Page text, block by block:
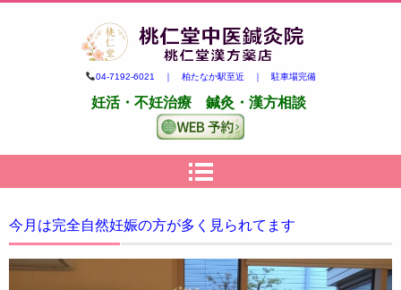
柏市の妊活・不妊治療専門 鍼
灸・漢方｜桃仁堂中医鍼灸院・
桃仁堂漢方薬店
04-7192-6021 ｜ 柏たなか駅至近 ｜ 駐車場完備
妊活・不妊治療 鍼灸・漢方相談
今月は完全自然妊娠の方が多く見られてます